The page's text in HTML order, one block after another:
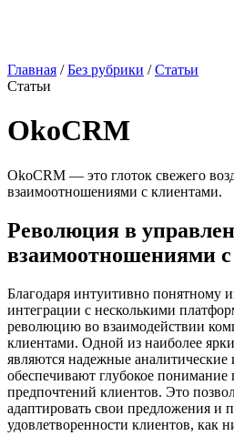
Главная /Без рубрики /Статьи
Статьи
OkoCRM
OkoCRM — это глоток свежего
взаимоотношениями с клиентами.
Революция в
взаимоотношениями
Благодаря интуитивно понятному
интеграции с несколькими
революцию во взаимодействии
клиентами. Одной из наиболее
являются надежные
обеспечивают глубокое понимание
предпочтений клиентов. Это
адаптировать свои предложения и
удовлетворенности клиентов, как